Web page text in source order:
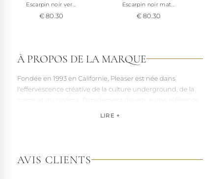
Escarpin noir ver...
€ 80.30
Escarpin noir mat...
€ 80.30
À PROPOS DE LA MARQUE
Fondée en 1993 en Californie, Pleaser est née dans
l'effervescence créative de la culture underground, de la
aujourd'hui distribuée dans 110 pays.
LIRE +
AVIS CLIENTS